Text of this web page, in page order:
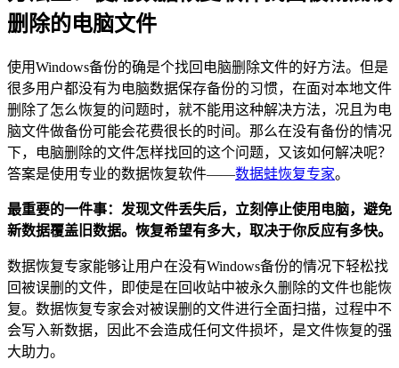
删除的电脑文件
使用Windows备份的确是个找回电脑删除文件的好方法。但是
很多用户都没有为电脑数据保存备份的习惯，在面对本地文件
删除了怎么恢复的问题时，就不能用这种解决方法，况且为电
脑文件做备份可能会花费很长的时间。那么在没有备份的情况
下，电脑删除的文件怎样找回的这个问题，又该如何解决呢？
答案是使用专业的数据恢复软件——数据蛙恢复专家。
最重要的一件事：发现文件丢失后，立刻停止使用电脑，避免
新数据覆盖旧数据。恢复希望有多大，取决于你反应有多快。
数据恢复专家能够让用户在没有Windows备份的情况下轻松找
回被误删的文件，即使是在回收站中被永久删除的文件也能恢
复。数据恢复专家会对被误删的文件进行全面扫描，过程中不
会写入新数据，因此不会造成任何文件损坏，是文件恢复的强
大助力。